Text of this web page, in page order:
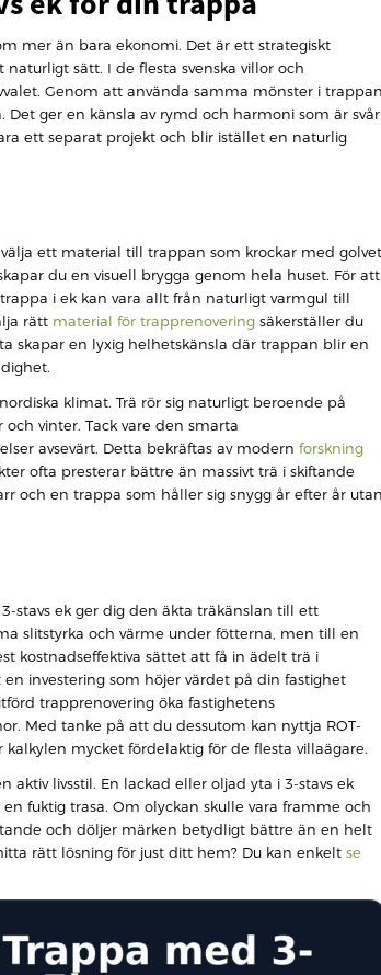
mer än bara ekonomi. Det är ett strategiskt
sätt. I de flesta svenska villor och
Genom att använda samma mönster i trappan
ger en känsla av rymd och harmoni som är svår
ett separat projekt och blir istället en naturlig
ett material till trappan som krockar med golvet
du en visuell brygga genom hela huset. För att
i ek kan vara allt från naturligt varmgul till
rätt material för trapprenovering säkerställer du
skapar en lyxig helhetskänsla där trappan blir en
klimat. Trä rör sig naturligt beroende på
vinter. Tack vare den smarta
avsevärt. Detta bekräftas av modern forskning
ofta presterar bättre än massivt trä i skiftande
och en trappa som håller sig snygg år efter år utan
stavs ek ger dig den äkta träkänslan till ett
slitstyrka och värme under fötterna, men till en
kostnadseffektiva sättet att få in ädelt trä i
investering som höjer värdet på din fastighet
trapprenovering öka fastighetens
Med tanke på att du dessutom kan nyttja ROT-
mycket fördelaktig för de flesta villaägare.
livsstil. En lackad eller oljad yta i 3-stavs ek
fuktig trasa. Om olyckan skulle vara framme och
och döljer märken betydligt bättre än en helt
rätt lösning för just ditt hem? Du kan enkelt se